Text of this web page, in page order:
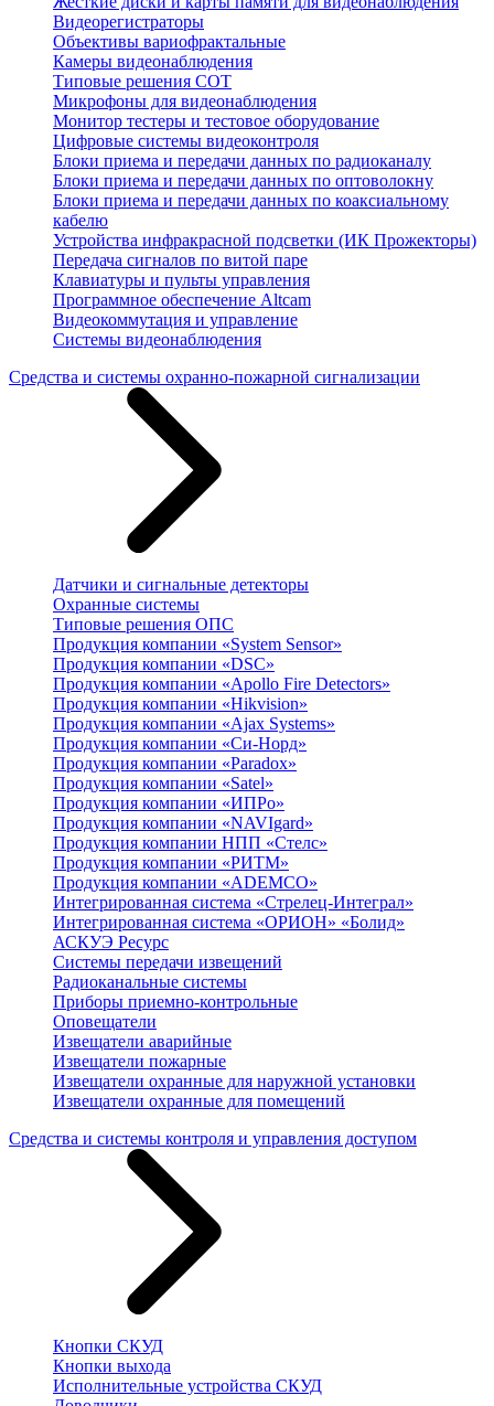
Видеорегистраторы
Объективы вариофрактальные
Камеры видеонаблюдения
Типовые решения СОТ
Микрофоны для видеонаблюдения
Монитор тестеры и тестовое оборудование
Цифровые системы видеоконтроля
Блоки приема и передачи данных по радиоканалу
Блоки приема и передачи данных по оптоволокну
Блоки приема и передачи данных по коаксиальному
кабелю
Устройства инфракрасной подсветки (ИК Прожекторы)
Передача сигналов по витой паре
Клавиатуры и пульты управления
Программное обеспечение Altcam
Видеокоммутация и управление
Системы видеонаблюдения
Средства и системы охранно-пожарной сигнализации
Датчики и сигнальные детекторы
Охранные системы
Типовые решения ОПС
Продукция компании «System Sensor»
Продукция компании «DSC»
Продукция компании «Apollo Fire Detectors»
Продукция компании «Hikvision»
Продукция компании «Ajax Systems»
Продукция компании «Си-Норд»
Продукция компании «Paradox»
Продукция компании «Satel»
Продукция компании «ИПРо»
Продукция компании «NAVIgard»
Продукция компании НПП «Стелс»
Продукция компании «РИТМ»
Продукция компании «ADEMCO»
Интегрированная система «Стрелец-Интеграл»
Интегрированная система «ОРИОН» «Болид»
АСКУЭ Ресурс
Системы передачи извещений
Радиоканальные системы
Приборы приемно-контрольные
Оповещатели
Извещатели аварийные
Извещатели пожарные
Извещатели охранные для наружной установки
Извещатели охранные для помещений
Средства и системы контроля и управления доступом
Кнопки СКУД
Кнопки выхода
Исполнительные устройства СКУД